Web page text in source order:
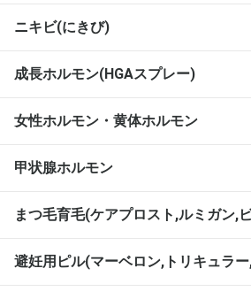
ニキビ(にきび)
成長ホルモン(HGAスプレー)
女性ホルモン・黄体ホルモン
甲状腺ホルモン
まつ毛育毛(ケアプロスト,ルミガン,
避妊用ピル(マーベロン,トリキュラ